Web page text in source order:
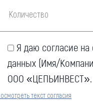
Я даю согласие
данных (Имя/
ООО «ЦЕПЬИНВЕСТ».
текст согласия